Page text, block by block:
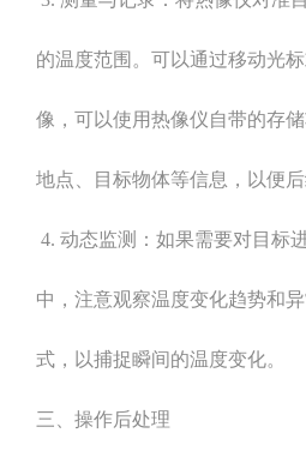
的温度范围。可以通过移动光
像，可以使用热像仪自带的存
地点、目标物体等信息，以便后
4. 动态监测：如果需要对目标
中，注意观察温度变化趋势和
式，以捕捉瞬间的温度变化。
三、操作后处理